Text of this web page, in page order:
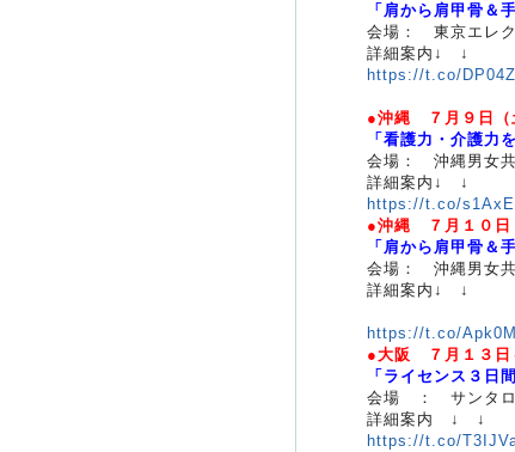
「肩から肩甲骨＆
会場： 東京エレ
詳細案内↓ ↓
https://t.co/
●沖縄 ７月９日（
「看護力・介護力
会場： 沖縄男女共
詳細案内↓ ↓
https://t.co/
●沖縄 ７月１０
「肩から肩甲骨＆
会場： 沖縄男女共
詳細案内↓ ↓
https://t.co/
●大阪 ７月１３日
「ライセンス３日
会場 ： サンタロ
詳細案内 ↓ ↓
https://t.co/